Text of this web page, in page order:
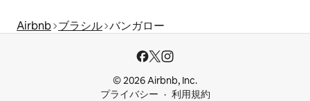
Airbnb ブラシル バンガロー
© 2026 Airbnb, Inc.
プライバシー
利用規約